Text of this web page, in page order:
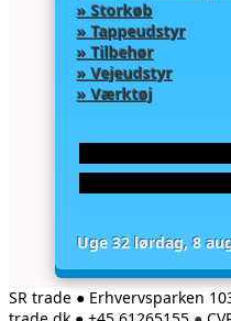
» Storkøb
» Tappeudstyr
» Tilbehør
» Vejeudstyr
» Værktøj
Uge 32 lørdag, 8
SR trade ● Erhvervsparken